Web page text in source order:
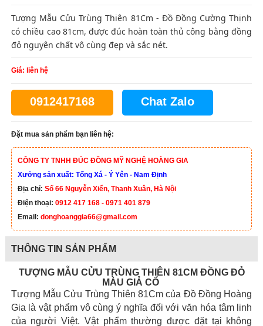
Tượng Mẫu Cửu Trùng Thiên 81Cm - Đồ Đồng Cường Thịnh
có chiều cao 81cm, được đúc hoàn toàn thủ công bằng đồng
đỏ nguyên chất vô cùng đẹp và sắc nét.
Giá: liên hệ
0912417168 Chat Zalo
Đặt mua sản phẩm bạn liên hệ:
CÔNG TY TNHH ĐÚC ĐỒNG MỸ NGHỆ HOÀNG GIA
Xưởng sản xuất: Tống Xá - Ý Yên - Nam Định
Địa chỉ:Số 66 Nguyễn Xiển, Thanh Xuân, Hà Nội
Điện thoại:0912 417 168 - 0971 401 879
Email:donghoanggia66@gmail.com
THÔNG TIN SẢN PHẨM
TƯỢNG MẪU CỬU TRÙNG THIÊN 81CM ĐỒNG ĐỎ
MÀU GIẢ CỔ
Tượng Mẫu Cửu Trùng Thiên 81Cm của Đồ Đồng Hoàng
Gia là vật phẩm vô cùng ý nghĩa đối với văn hóa tâm linh
của người Việt. Vật phẩm thường được đặt tại không